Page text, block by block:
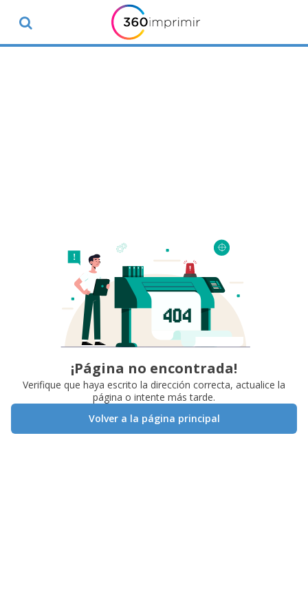
¡Página no encontrada!
Verifique que haya escrito la dirección correcta, actualice la
página o intente más tarde.